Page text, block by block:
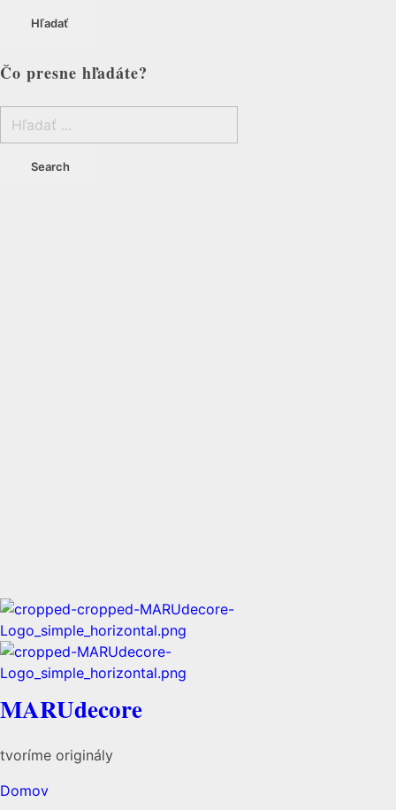
Hľadať
Čo presne hľadáte?
MARUdecore
tvoríme originály
Domov